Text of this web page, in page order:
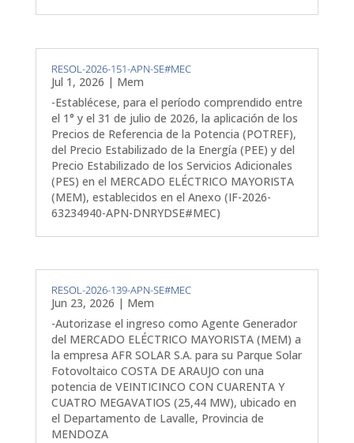
RESOL-2026-151-APN-SE#MEC
Jul 1, 2026 | Mem
-Establécese, para el período comprendido entre
el 1° y el 31 de julio de 2026, la aplicación de los
Precios de Referencia de la Potencia (POTREF),
del Precio Estabilizado de la Energía (PEE) y del
Precio Estabilizado de los Servicios Adicionales
(PES) en el MERCADO ELÉCTRICO MAYORISTA
(MEM), establecidos en el Anexo (IF-2026-
63234940-APN-DNRYDSE#MEC)
RESOL-2026-139-APN-SE#MEC
Jun 23, 2026 | Mem
-Autorizase el ingreso como Agente Generador
del MERCADO ELÉCTRICO MAYORISTA (MEM) a
la empresa AFR SOLAR S.A. para su Parque Solar
Fotovoltaico COSTA DE ARAUJO con una
potencia de VEINTICINCO CON CUARENTA Y
CUATRO MEGAVATIOS (25,44 MW), ubicado en
el Departamento de Lavalle, Provincia de
MENDOZA